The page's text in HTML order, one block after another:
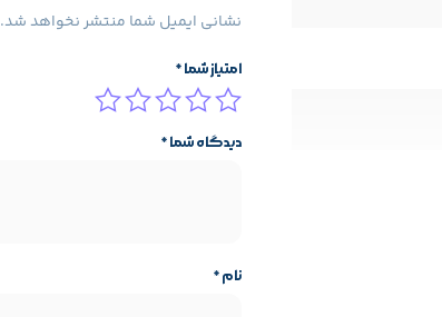
نشانی ایمیل شما منتشر نخواهد شد.
امتیاز شما*
دیدگاه شما*
نام*